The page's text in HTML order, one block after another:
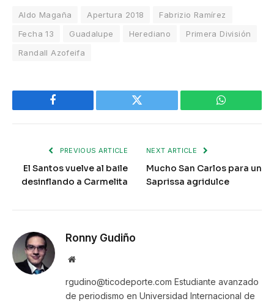
Aldo Magaña Apertura 2018
Fabrizio Ramírez
Fecha 13
Guadalupe Herediano
Primera División
Randall Azofeifa
Facebook Twitter WhatsApp
PREVIOUS ARTICLE
El Santos vuelve al baile
desinflando a Carmelita
NEXT ARTICLE
Mucho San Carlos para un
Saprissa agridulce
Ronny Gudiño
Website
rgudino@ticodeporte.com Estudiante avanzado
de periodismo en Universidad Internacional de